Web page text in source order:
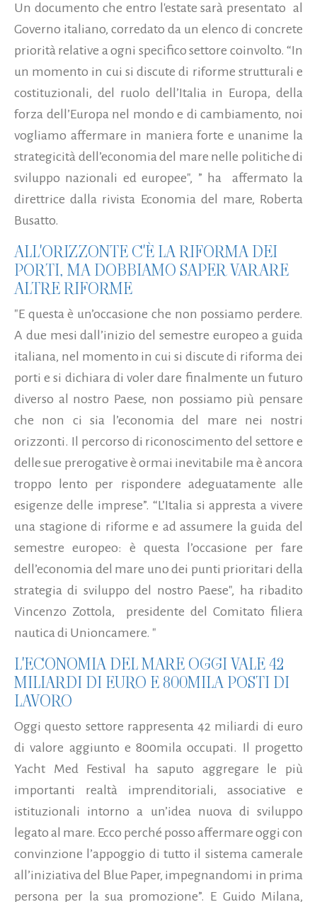
Un documento che entro l'estate sarà presentato al
Governo italiano, corredato da un elenco di concrete
priorità relative a ogni specifico settore coinvolto. “In
un momento in cui si discute di riforme strutturali e
costituzionali, del ruolo dell’Italia in Europa, della
forza dell’Europa nel mondo e di cambiamento, noi
vogliamo affermare in maniera forte e unanime la
strategicità dell’economia del mare nelle politiche di
sviluppo nazionali ed europee", ” ha affermato la
direttrice dalla rivista Economia del mare, Roberta
Busatto.
ALL'ORIZZONTE C'È LA RIFORMA DEI
PORTI, MA DOBBIAMO SAPER VARARE
ALTRE RIFORME
"E questa è un’occasione che non possiamo perdere.
A due mesi dall’inizio del semestre europeo a guida
italiana, nel momento in cui si discute di riforma dei
porti e si dichiara di voler dare finalmente un futuro
diverso al nostro Paese, non possiamo più pensare
che non ci sia l’economia del mare nei nostri
orizzonti. Il percorso di riconoscimento del settore e
delle sue prerogative è ormai inevitabile ma è ancora
troppo lento per rispondere adeguatamente alle
esigenze delle imprese”. “L’Italia si appresta a vivere
una stagione di riforme e ad assumere la guida del
semestre europeo: è questa l’occasione per fare
dell’economia del mare uno dei punti prioritari della
strategia di sviluppo del nostro Paese", ha ribadito
Vincenzo Zottola, presidente del Comitato filiera
nautica di Unioncamere. "
L'ECONOMIA DEL MARE OGGI VALE 42
MILIARDI DI EURO E 800MILA POSTI DI
LAVORO
Oggi questo settore rappresenta 42 miliardi di euro
di valore aggiunto e 800mila occupati. Il progetto
Yacht Med Festival ha saputo aggregare le più
importanti realtà imprenditoriali, associative e
istituzionali intorno a un’idea nuova di sviluppo
legato al mare. Ecco perché posso affermare oggi con
convinzione l’appoggio di tutto il sistema camerale
all’iniziativa del Blue Paper, impegnandomi in prima
persona per la sua promozione”. E Guido Milana,